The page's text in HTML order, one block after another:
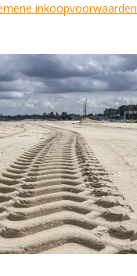
inkoopvoorwaarden